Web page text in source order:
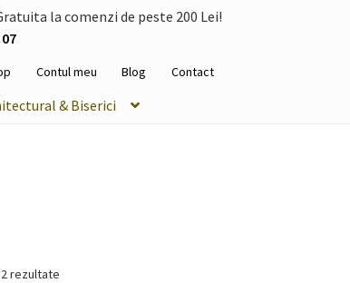
la comenzi de peste 200 Lei!
Contul meu Blog Contact
& Biserici
rezultate